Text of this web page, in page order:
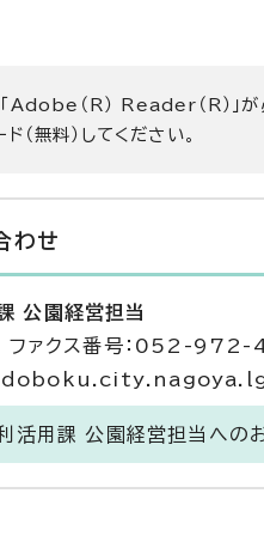
Adobe（R） Reader（R）」
（無料）してください。
わせ
公園経営担当
ァクス番号：052-972-
活用課 公園経営担当への